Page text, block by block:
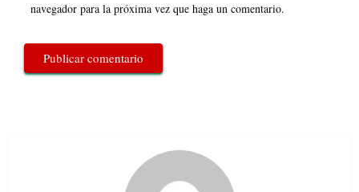
navegador para la próxima vez que haga un comentario.